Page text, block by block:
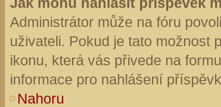
Administrátor může na fóru
uživateli. Pokud je tato možnost
ikonu, která vás přivede na
informace pro nahlášení
Nahoru